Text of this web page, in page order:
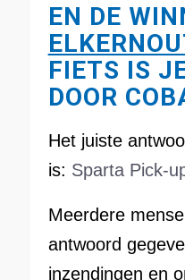
EN DE
FIETS IS
DOOR
Het juiste
is: Sparta Pick-
Meerdere
antwoord
inzendingen en